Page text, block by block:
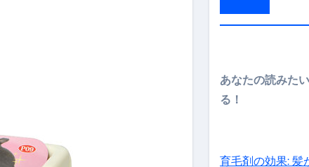
由です。国民は●●をしないとこの先さらに貧しくなりま
ズボラ株投資
あなたの読みた
る！
育毛剤の効果: 髪